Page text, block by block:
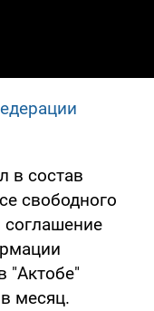
в состав
свободного
"Актобе"
месяц.